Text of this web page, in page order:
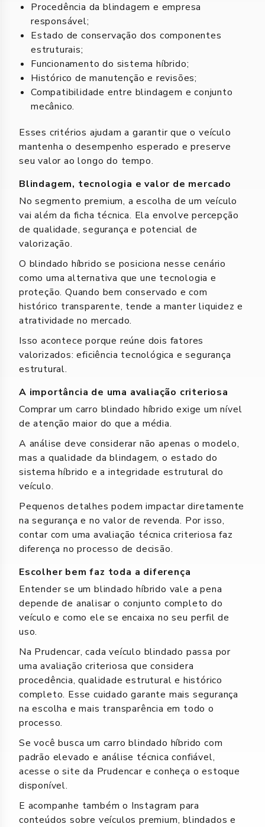
Procedência da blindagem e empresa
responsável;
Estado de conservação dos componentes
estruturais;
Funcionamento do sistema híbrido;
Histórico de manutenção e revisões;
Compatibilidade entre blindagem e conjunto
mecânico.
Esses critérios ajudam a garantir que o veículo
mantenha o desempenho esperado e preserve
seu valor ao longo do tempo.
Blindagem, tecnologia e valor de mercado
No segmento premium, a escolha de um veículo
vai além da ficha técnica. Ela envolve percepção
de qualidade, segurança e potencial de
valorização.
O blindado híbrido se posiciona nesse cenário
como uma alternativa que une tecnologia e
proteção. Quando bem conservado e com
histórico transparente, tende a manter liquidez e
atratividade no mercado.
Isso acontece porque reúne dois fatores
valorizados: eficiência tecnológica e segurança
estrutural.
A importância de uma avaliação criteriosa
Comprar um carro blindado híbrido exige um nível
de atenção maior do que a média.
A análise deve considerar não apenas o modelo,
mas a qualidade da blindagem, o estado do
sistema híbrido e a integridade estrutural do
veículo.
Pequenos detalhes podem impactar diretamente
na segurança e no valor de revenda. Por isso,
contar com uma avaliação técnica criteriosa faz
diferença no processo de decisão.
Escolher bem faz toda a diferença
Entender se um blindado híbrido vale a pena
depende de analisar o conjunto completo do
veículo e como ele se encaixa no seu perfil de
uso.
Na Prudencar, cada veículo blindado passa por
uma avaliação criteriosa que considera
procedência, qualidade estrutural e histórico
completo. Esse cuidado garante mais segurança
na escolha e mais transparência em todo o
processo.
Se você busca um carro blindado híbrido com
padrão elevado e análise técnica confiável,
acesse o site da Prudencareconheça o estoque
disponível.
E acompanhe também o Instagram para
conteúdos sobre veículos premium, blindados e